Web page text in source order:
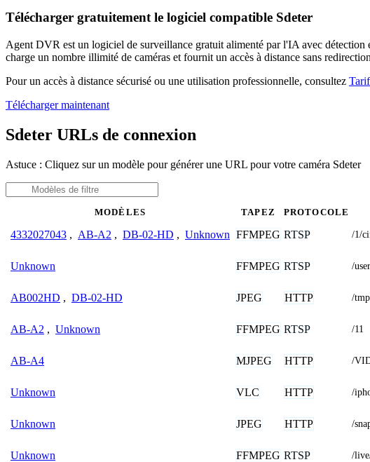
Télécharger gratuitement le logiciel compatible Sdeter
Agent DVR est un logiciel de surveillance gratuit alimenté par l'IA avec détection
charge un nombre illimité de caméras et fournit un accès à distance sans
Pour un accès à distance sécurisé ou une utilisation professionnelle, consultez
Télécharger maintenant
Sdeter URLs de connexion
Astuce : Cliquez sur un modèle pour générer une URL pour votre caméra Sdeter
MODÈLES TAPEZ PROTOCOLE
4332027043 , AB-A2 , DB-02-HD , Unknown FFMPEG RTSP /1/
Unknown FFMPEG RTSP /
AB002HD , DB-02-HD JPEG HTTP /
AB-A2 , Unknown FFMPEG RTSP /11
AB-A4 MJPEG HTTP /
Unknown VLC HTTP /
Unknown JPEG HTTP /
Unknown FFMPEG RTSP /